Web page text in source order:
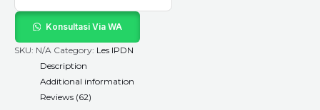
Konsultasi Via WA
SKU: N/A Category: Les IPDN
Description
Additional information
Reviews (62)